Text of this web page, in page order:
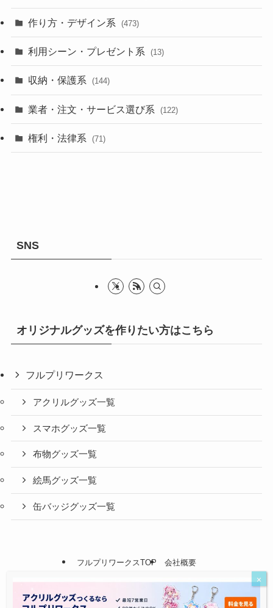
作り方・デザイン系 (473)
利用シーン・プレゼント系 (13)
収納・保護系 (144)
業者・注文・サービス選び系 (122)
権利・法律系 (71)
SNS
オリジナルグッズを作りたい方はこちら
フルプリワークス
アクリルグッズ一覧
スマホグッズ一覧
布物グッズ一覧
絵馬グッズ一覧
缶バッジグッズ一覧
フルプリワークスTOP 会社概要
フルプリワークス情報ブログ.